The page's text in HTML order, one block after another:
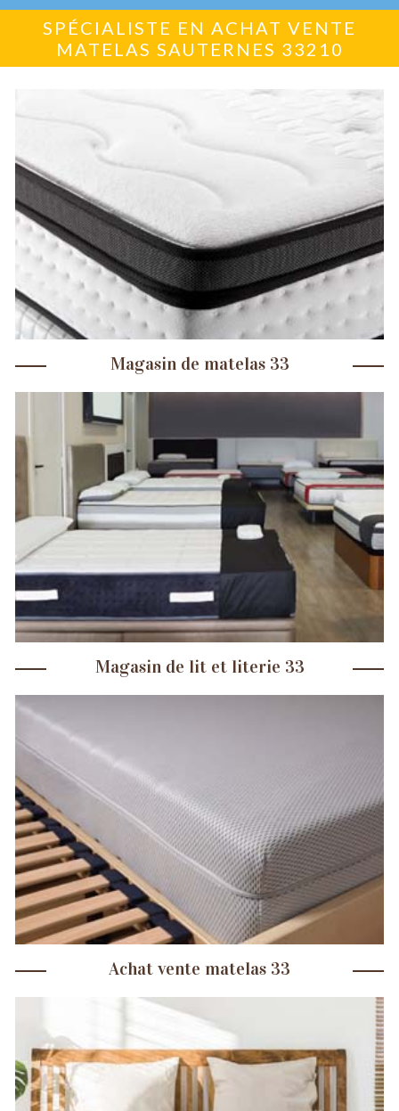
SPÉCIALISTE EN ACHAT VENTE
MATELAS SAUTERNES 33210
Magasin de matelas 33
Magasin de lit et literie 33
Achat vente matelas 33